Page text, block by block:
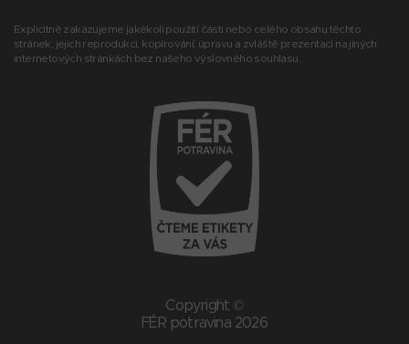
Explicitně zakazujeme jakékoli použití části nebo celého obsahu těchto
stránek, jejich reprodukci, kopírování, úpravu a zvláště prezentaci na jiných
internetových stránkách bez našeho výslovného souhlasu.
Copyright ©
FÉR potravina 2026